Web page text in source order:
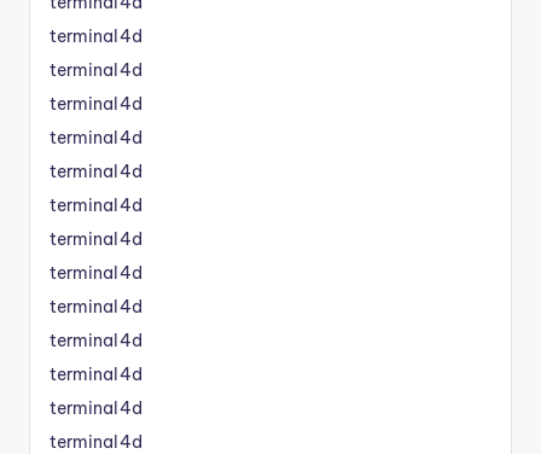
terminal4d
terminal4d
terminal4d
terminal4d
terminal4d
terminal4d
terminal4d
terminal4d
terminal4d
terminal4d
terminal4d
terminal4d
terminal4d